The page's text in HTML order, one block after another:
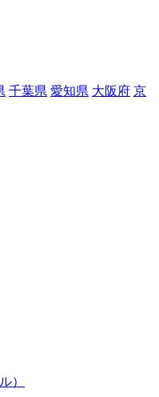
千葉県 愛知県 大阪府 京
）